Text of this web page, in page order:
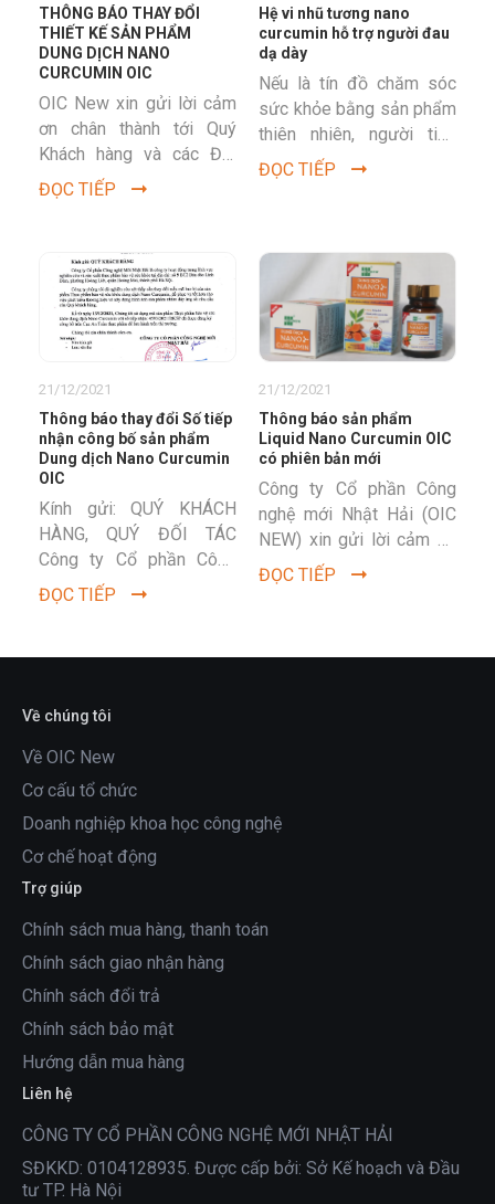
THÔNG BÁO THAY ĐỔI
THIẾT KẾ SẢN PHẨM
DUNG DỊCH NANO
CURCUMIN OIC
OIC New xin gửi lời cảm
ơn chân thành tới Quý
Khách hàng và các Đối
tác đã tín nhiệm sản
phẩm Dung dịch Nano...
ĐỌC TIẾP
Hệ vi nhũ tương nano
curcumin hỗ trợ người đau
dạ dày
Nếu là tín đồ chăm sóc
sức khỏe bằng sản phẩm
thiên nhiên, người tiêu
dùng không thể không
biết đến sản phẩm hỗ
ĐỌC TIẾP
21/12/2021
Thông báo thay đổi Số tiếp
nhận công bố sản phẩm
Dung dịch Nano Curcumin
OIC
Kính gửi: QUÝ KHÁCH
HÀNG, QUÝ ĐỐI TÁC
Công ty Cổ phần Công
nghệ Mới Nhật Hải là
công ty hoạt động trong
ĐỌC TIẾP
21/12/2021
Thông báo sản phẩm
Liquid Nano Curcumin OIC
có phiên bản mới
Công ty Cổ phần Công
nghệ mới Nhật Hải (OIC
NEW) xin gửi lời cảm ơn
chân thành tới Quý Khách
hàng và các Đối...
ĐỌC TIẾP
Về chúng tôi
Về OIC New
Cơ cấu tổ chức
Doanh nghiệp khoa học công nghệ
Cơ chế hoạt động
Trợ giúp
Chính sách mua hàng, thanh toán
Chính sách giao nhận hàng
Chính sách đổi trả
Chính sách bảo mật
Hướng dẫn mua hàng
Liên hệ
CÔNG TY CỔ PHẦN CÔNG NGHỆ MỚI NHẬT HẢI
SĐKKD: 0104128935. Được cấp bởi: Sở Kế hoạch và Đầu
tư TP. Hà Nội